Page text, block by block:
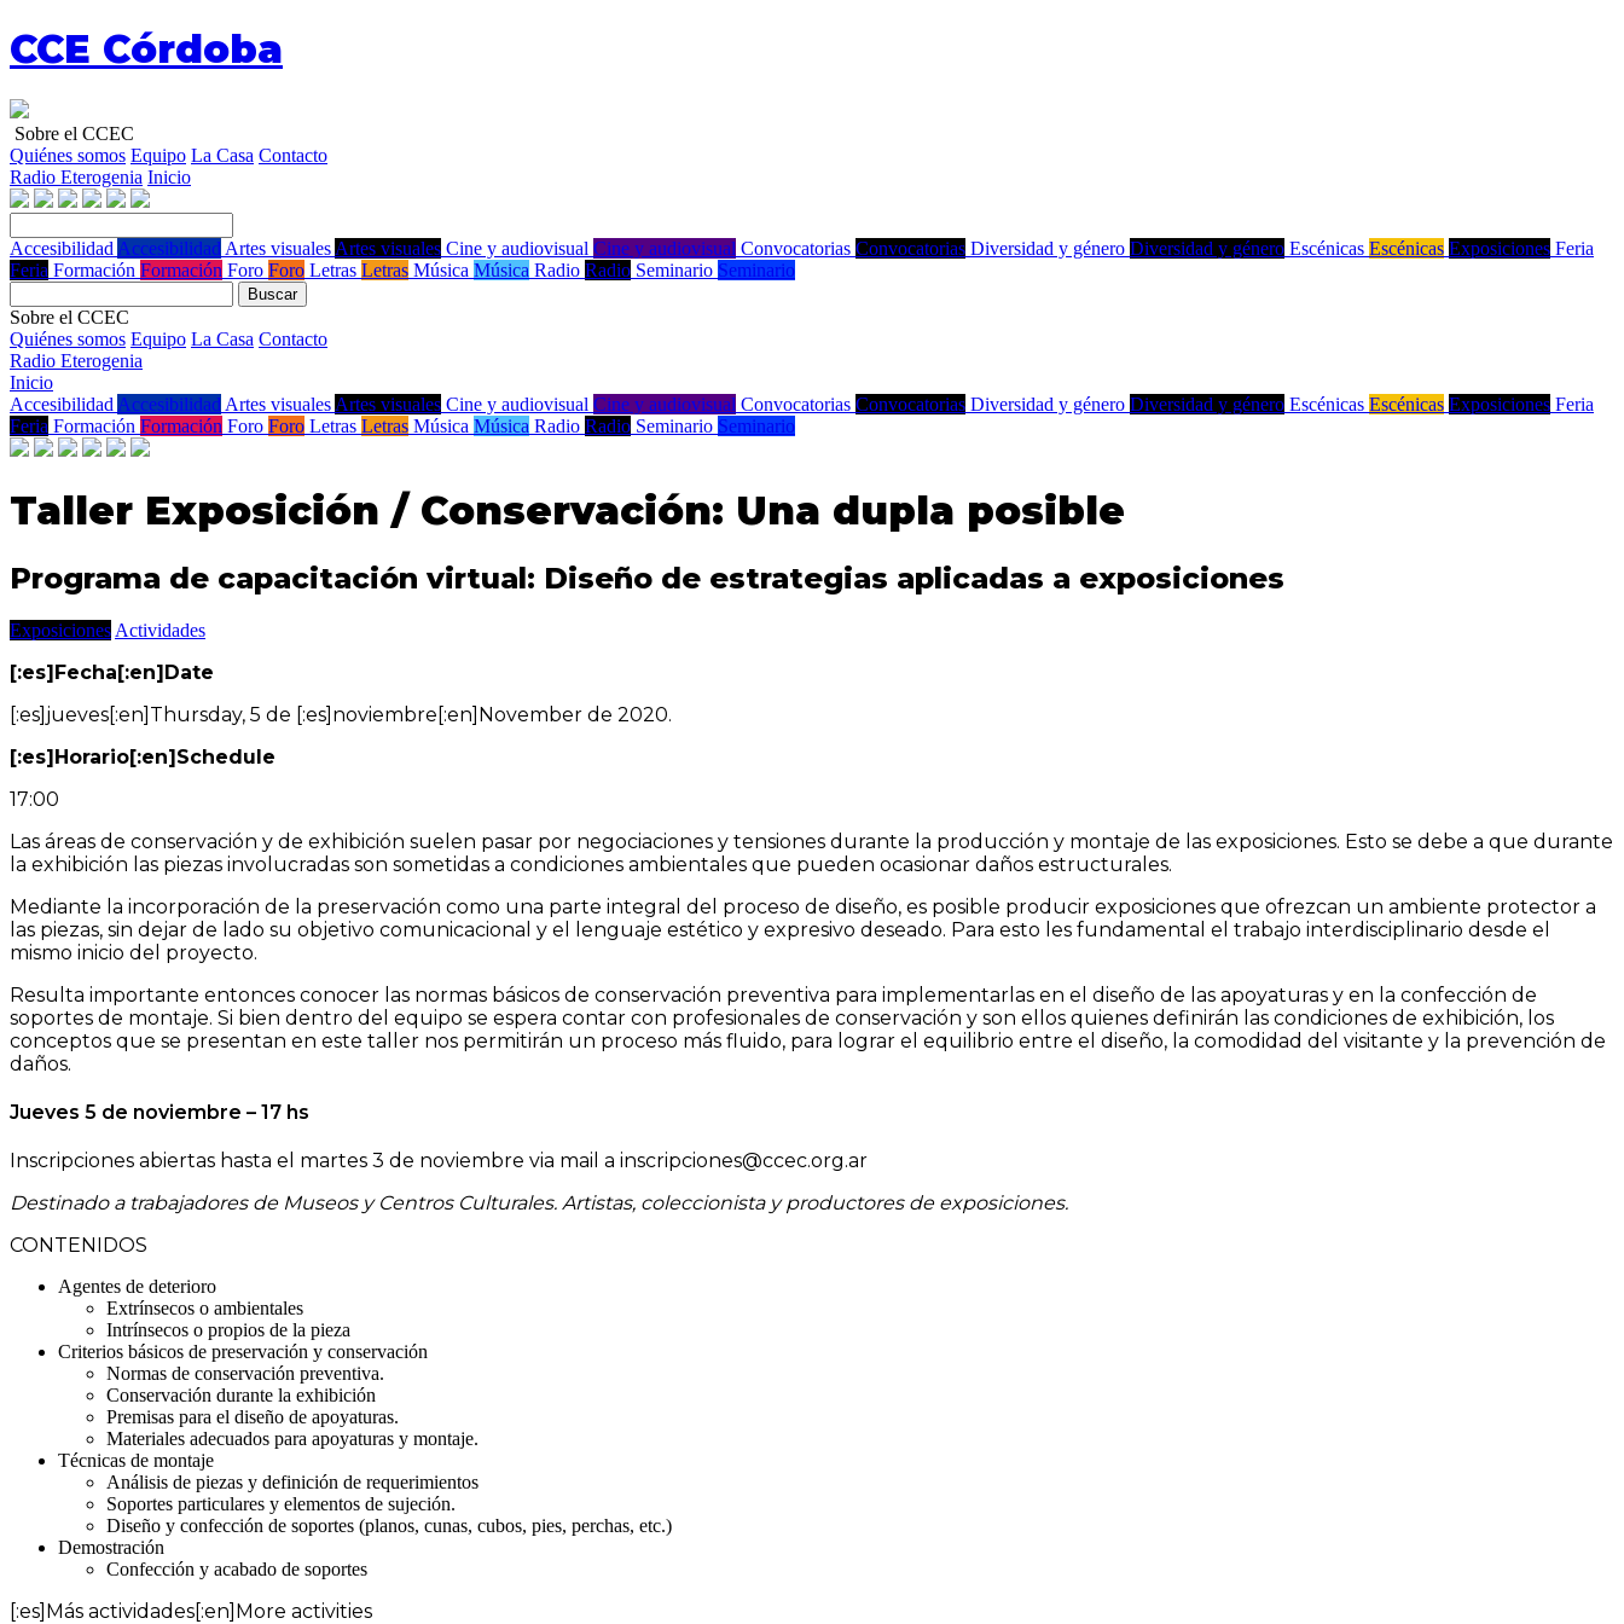
CCE Córdoba
Sobre el CCEC
Quiénes somos Equipo La Casa Contacto
Radio Eterogenia Inicio
Accesibilidad Accesibilidad Artes visuales Artes visuales Cine y audiovisual Cine y audiovisual Convocatorias Convocatorias Diversidad y género Diversidad y género Escénicas Escénicas Exposiciones Feria
Feria Formación Formación Foro Foro Letras Letras Música Música Radio Radio Seminario Seminario
Buscar
Sobre el CCEC
Quiénes somos Equipo La Casa Contacto
Radio Eterogenia
Inicio
Accesibilidad Accesibilidad Artes visuales Artes visuales Cine y audiovisual Cine y audiovisual Convocatorias Convocatorias Diversidad y género Diversidad y género Escénicas Escénicas Exposiciones Feria
Feria Formación Formación Foro Foro Letras Letras Música Música Radio Radio Seminario Seminario
Taller Exposición / Conservación: Una dupla posible
Programa de capacitación virtual: Diseño de estrategias aplicadas a exposiciones
Exposiciones Actividades
[:es]Fecha[:en]Date
[:es]jueves[:en]Thursday, 5 de [:es]noviembre[:en]November de 2020.
[:es]Horario[:en]Schedule
17:00
Las áreas de conservación y de exhibición suelen pasar por negociaciones y tensiones durante la producción y montaje de las exposiciones. Esto se debe a que durante
la exhibición las piezas involucradas son sometidas a condiciones ambientales que pueden ocasionar daños estructurales.
Mediante la incorporación de la preservación como una parte integral del proceso de diseño, es posible producir exposiciones que ofrezcan un ambiente protector a
las piezas, sin dejar de lado su objetivo comunicacional y el lenguaje estético y expresivo deseado. Para esto les fundamental el trabajo interdisciplinario desde el
mismo inicio del proyecto.
Resulta importante entonces conocer las normas básicos de conservación preventiva para implementarlas en el diseño de las apoyaturas y en la confección de
soportes de montaje. Si bien dentro del equipo se espera contar con profesionales de conservación y son ellos quienes definirán las condiciones de exhibición, los
conceptos que se presentan en este taller nos permitirán un proceso más fluido, para lograr el equilibrio entre el diseño, la comodidad del visitante y la prevención de
daños.
Jueves 5 de noviembre – 17 hs
Inscripciones abiertas hasta el martes 3 de noviembre via mail a inscripciones@ccec.org.ar
Destinado a trabajadores de Museos y Centros Culturales. Artistas, coleccionista y productores de exposiciones.
CONTENIDOS
Agentes de deterioro
Extrínsecos o ambientales
Intrínsecos o propios de la pieza
Criterios básicos de preservación y conservación
Normas de conservación preventiva.
Conservación durante la exhibición
Premisas para el diseño de apoyaturas.
Materiales adecuados para apoyaturas y montaje.
Técnicas de montaje
Análisis de piezas y definición de requerimientos
Soportes particulares y elementos de sujeción.
Diseño y confección de soportes (planos, cunas, cubos, pies, perchas, etc.)
Demostración
Confección y acabado de soportes
[:es]Más actividades[:en]More activities